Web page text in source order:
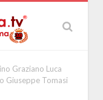
Graziano Luca
Giuseppe Tomasi